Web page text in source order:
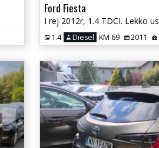
Ford Fiesta
1.4 Diesel KM 69 2011